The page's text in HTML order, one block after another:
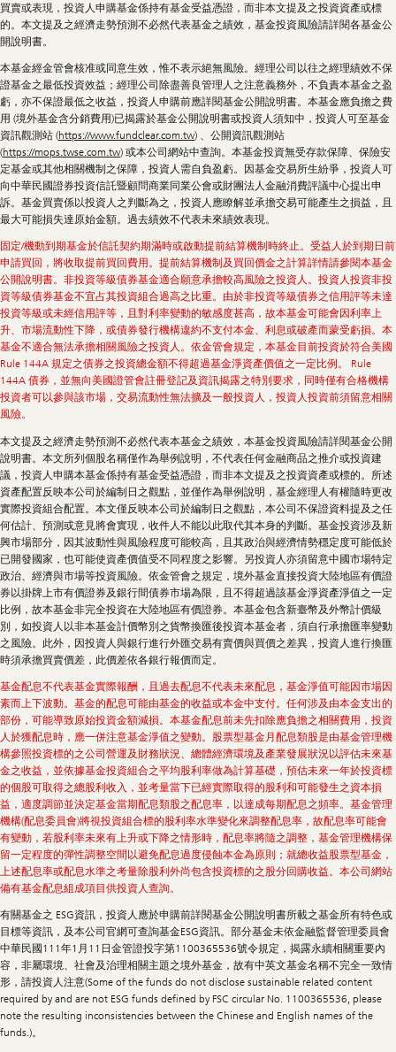
買賣或表現，投資人申購基金係持有基金受益憑證，而非本文提及之投資資產或標
的。本文提及之經濟走勢預測不必然代表基金之績效，基金投資風險請詳閱各基金公
開說明書。
本基金經金管會核准或同意生效，惟不表示絕無風險。經理公司以往之經理績效不保
證基金之最低投資效益；經理公司除盡善良管理人之注意義務外，不負責本基金之盈
虧，亦不保證最低之收益，投資人申購前應詳閱基金公開說明書。本基金應負擔之費
用 (境外基金含分銷費用)已揭露於基金公開說明書或投資人須知中，投資人可至基金
資訊觀測站 (https://www.fundclear.com.tw) 、公開資訊觀測站
(https://mops.twse.com.tw) 或本公司網站中查詢。本基金投資無受存款保障、保險安
定基金或其他相關機制之保障，投資人需自負盈虧。因基金交易所生紛爭，投資人可
向中華民國證券投資信託暨顧問商業同業公會或財團法人金融消費評議中心提出申
訴。基金買賣係以投資人之判斷為之，投資人應瞭解並承擔交易可能產生之損益，且
最大可能損失達原始金額。過去績效不代表未來績效表現。
固定/機動到期基金於信託契約期滿時或啟動提前結算機制時終止。受益人於到期日前
申請買回，將收取提前買回費用。提前結算機制及買回價金之計算詳情請參閱本基金
公開說明書。非投資等級債券基金適合願意承擔較高風險之投資人。投資人投資非投
資等級債券基金不宜占其投資組合過高之比重。由於非投資等級債券之信用評等未達
投資等級或未經信用評等，且對利率變動的敏感度甚高，故本基金可能會因利率上
升、市場流動性下降，或債券發行機構違約不支付本金、利息或破產而蒙受虧損。本
基金不適合無法承擔相關風險之投資人。依金管會規定，本基金目前投資於符合美國
Rule 144A 規定之債券之投資總金額不得超過基金淨資產價值之一定比例。 Rule
144A 債券，並無向美國證管會註冊登記及資訊揭露之特別要求，同時僅有合格機構
投資者可以參與該市場，交易流動性無法擴及一般投資人，投資人投資前須留意相關
風險。
本文提及之經濟走勢預測不必然代表本基金之績效，本基金投資風險請詳閱基金公開
說明書。本文所列個股名稱僅作為舉例說明，不代表任何金融商品之推介或投資建
議，投資人申購本基金係持有基金受益憑證，而非本文提及之投資資產或標的。所述
資產配置反映本公司於編制日之觀點，並僅作為舉例說明，基金經理人有權隨時更改
實際投資組合配置。本文僅反映本公司於編制日之觀點，本公司不保證資料提及之任
何估計、預測或意見將會實現，收件人不能以此取代其本身的判斷。基金投資涉及新
興市場部分，因其波動性與風險程度可能較高，且其政治與經濟情勢穩定度可能低於
已開發國家，也可能使資產價值受不同程度之影響。另投資人亦須留意中國市場特定
政治、經濟與市場等投資風險。依金管會之規定，境外基金直接投資大陸地區有價證
券以掛牌上市有價證券及銀行間債券市場為限，且不得超過該基金淨資產淨值之一定
比例，故本基金非完全投資在大陸地區有價證券。本基金包含新臺幣及外幣計價級
別，如投資人以非本基金計價幣別之貨幣換匯後投資本基金者，須自行承擔匯率變動
之風險。此外，因投資人與銀行進行外匯交易有賣價與買價之差異，投資人進行換匯
時須承擔買賣價差，此價差依各銀行報價而定。
基金配息不代表基金實際報酬，且過去配息不代表未來配息，基金淨值可能因市場因
素而上下波動。基金的配息可能由基金的收益或本金中支付。任何涉及由本金支出的
部份，可能導致原始投資金額減損。本基金配息前未先扣除應負擔之相關費用，投資
人於獲配息時，應一併注意基金淨值之變動。股票型基金月配息類股是由基金管理機
構參照投資標的之公司營運及財務狀況、總體經濟環境及產業發展狀況以評估未來基
金之收益，並依據基金投資組合之平均股利率做為計算基礎，預估未來一年於投資標
的個股可取得之總股利收入，並考量當下已經實際取得的股利和可能發生之資本損
益，適度調節並決定基金當期配息類股之配息率，以達成每期配息之頻率。基金管理
機構(配息委員會)將視投資組合標的股利率水準變化來調整配息率，故配息率可能會
有變動，若股利率未來有上升或下降之情形時，配息率將隨之調整，基金管理機構保
留一定程度的彈性調整空間以避免配息過度侵蝕本金為原則；就總收益股票型基金，
上述配息率或配息水準之考量除股利外尚包含投資標的之股分回購收益。本公司網站
備有基金配息組成項目供投資人查詢。
有關基金之 ESG資訊，投資人應於申購前詳閱基金公開說明書所載之基金所有特色或
目標等資訊，及本公司官網可查詢基金ESG資訊。部分基金未依金融監督管理委員會
中華民國111年1月11日金管證投字第1100365536號令規定，揭露永續相關重要內
容，非屬環境、社會及治理相關主題之境外基金，故有中英文基金名稱不完全一致情
形，請投資人注意(Some of the funds do not disclose sustainable related content
required by and are not ESG funds defined by FSC circular No. 1100365536, please
note the resulting inconsistencies between the Chinese and English names of the
funds.)。